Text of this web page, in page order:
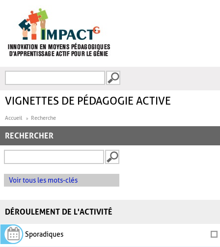
FORMULAIRE DE
VIGNETTES DE PÉDAGOGIE ACTIVE
Accueil Recherche
RECHERCHER
Voir tous les mots-clés
DÉROULEMENT DE L'ACTIVITÉ
Sporadiques